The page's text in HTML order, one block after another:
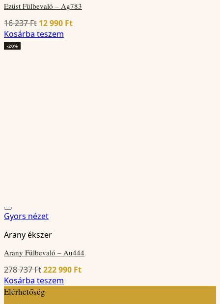
Ezüst Fülbevaló – Ag783
16 237Ft Original
price
12 990 FtCurrent
Kosárba teszem
-20%
Gyors nézet
Arany ékszer
Arany Fülbevaló – Au444
278 737FtOriginal
price
was:
222 990 FtCurrent
Kosárba teszem
Elérhetőség